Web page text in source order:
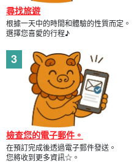
尋找旅遊
根據一天中的時間和體驗的性質而定。
選擇您喜愛的行程♪
檢查您的電子郵件。
在預訂完成後透過電子郵件發送。
您將收到更多資訊☆。